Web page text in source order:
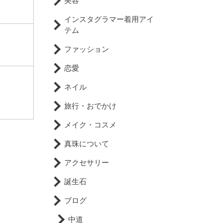
インスタグラマー着用アイ
テム
ファッション
恋愛
ネイル
旅行・おでかけ
メイク・コスメ
真珠について
アクセサリー
誕生石
ブログ
中道